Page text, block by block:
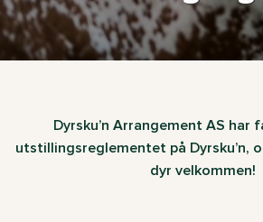
Dyrsku’n Arrangement AS
utstillingsreglementet på Dyrsku’n,
dyr velkommen!